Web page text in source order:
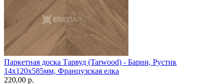
Паркетная доска Тарвуд (Tarwood) - Барни, Рустик
14х120х585мм, Французская елка
220,00 p.